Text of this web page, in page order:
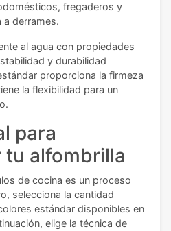
fregaderos y
a derrames.
al agua con propiedades
y durabilidad
proporciona la firmeza
la flexibilidad para un
para
tu alfombrilla
de cocina es un proceso
selecciona la cantidad
estándar disponibles en
elige la técnica de